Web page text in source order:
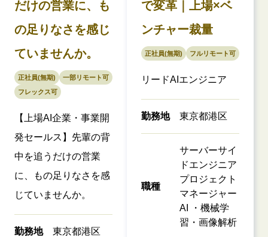
だけの営業に、も
の足りなさを感じ
ていませんか。
正社員(無期)
一部リモート可
フレックス可
【上場AI企業・事業開
発セールス】先輩の背
中を追うだけの営業
に、もの足りなさを感
じていませんか。
勤務地 東京都港区
で変革｜上場×ベ
ンチャー裁量
正社員(無期) フルリモート可
リードAIエンジニア
勤務地 東京都港区
職種
サーバーサイ
ドエンジニア
プロジェクト
マネージャー
AI ・機械学
習・画像解析